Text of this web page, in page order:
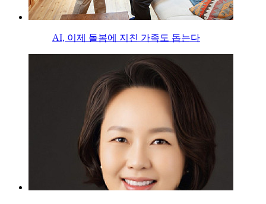
AI, 이제 돌봄에 지친 가족도 돕는다